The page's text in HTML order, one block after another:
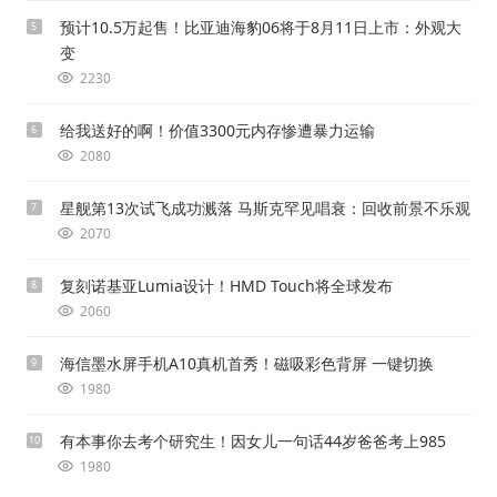
5
预计10.5万起售！比亚迪海豹06将于8月11日上市：外观大
变
2230
6 给我送好的啊！价值3300元内存惨遭暴力运输
2080
7 星舰第13次试飞成功溅落 马斯克罕见唱衰：回收前景不乐观
2070
8 复刻诺基亚Lumia设计！HMD Touch将全球发布
2060
9 海信墨水屏手机A10真机首秀！磁吸彩色背屏 一键切换
1980
10 有本事你去考个研究生！因女儿一句话44岁爸爸考上985
1980